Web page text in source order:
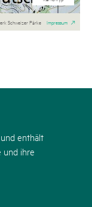
Schweizer Pärke Impressum
enthält
und ihre